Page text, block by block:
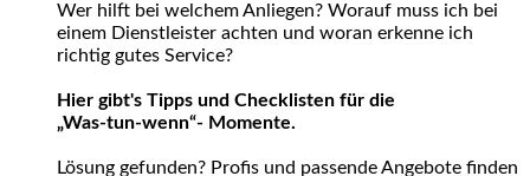
Wer hilft bei welchem Anliegen? Worauf muss ich bei
einem Dienstleister achten und woran erkenne ich
richtig gutes Service?
Hier gibt's Tipps und Checklisten für die
„Was-tun-wenn“- Momente.
Lösung gefunden? Profis und passende Angebote finden